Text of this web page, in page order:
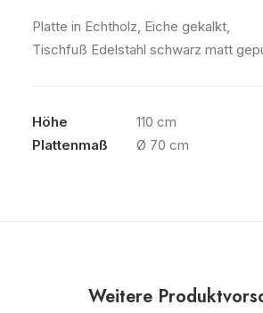
Platte in Echtholz, Eiche gekalkt,
Tischfuß Edelstahl schwarz matt
Höhe
110 cm
Plattenmaß
Ø 70 cm
Weitere